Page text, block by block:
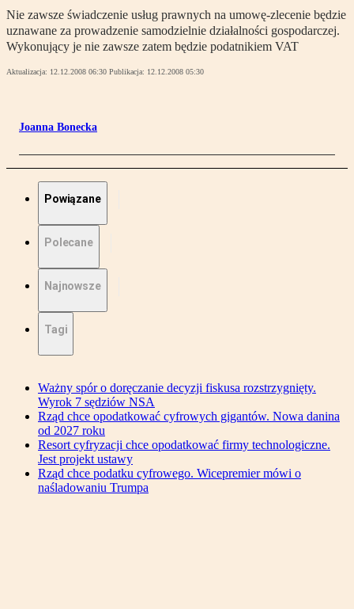
Nie zawsze świadczenie usług prawnych na umowę-zlecenie będzie
uznawane za prowadzenie samodzielnie działalności gospodarczej.
Wykonujący je nie zawsze zatem będzie podatnikiem VAT
Aktualizacja: 12.12.2008 06:30 Publikacja: 12.12.2008 05:30
Joanna Bonecka
Powiązane
Polecane
Najnowsze
Tagi
Ważny spór o doręczanie decyzji fiskusa rozstrzygnięty.
Wyrok 7 sędziów NSA
Rząd chce opodatkować cyfrowych gigantów. Nowa danina
od 2027 roku
Resort cyfryzacji chce opodatkować firmy technologiczne.
Jest projekt ustawy
Rząd chce podatku cyfrowego. Wicepremier mówi o
naśladowaniu Trumpa